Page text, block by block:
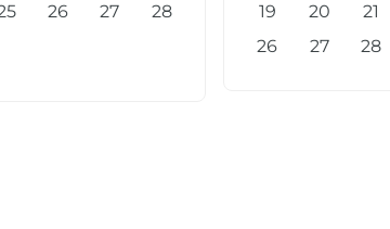
26 27 28
19
20 21
26
27 28